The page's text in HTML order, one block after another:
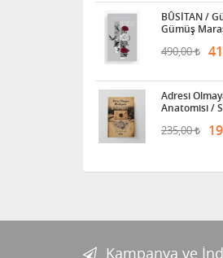
BÛSİTAN /
Gümüş
490,00
Adresi
Anatomisi /
235,00
Kampanya ve